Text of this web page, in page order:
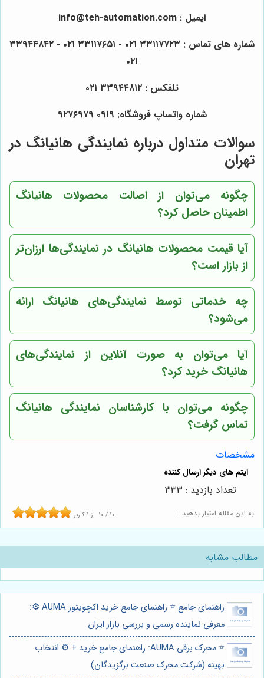
ایمیل : info@teh-automation.com
شماره های تماس : ۳۳۱۱۷۷۲۳ ۰۲۱ - ۳۳۱۱۷۶۵۱ ۰۲۱ - ۳۳۹۴۴۸۴۲
۰۲۱
تلفکس : ۳۳۹۴۴۸۱۲ ۰۲۱
شماره واتساپ فروشگاه: ۰۹۱۹ ۹۲۷۶۹۷۹
سوالات متداول درباره نمایندگی هانیانگ در
تهران
چگونه می‌توان از اصالت محصولات هانیانگ
اطمینان حاصل کرد؟
آیا قیمت محصولات هانیانگ در نمایندگی‌ها ارزان‌تر
از بازار است؟
چه خدماتی توسط نمایندگی‌های هانیانگ ارائه
می‌شود؟
آیا می‌توان به صورت آنلاین از نمایندگی‌های
هانیانگ خرید کرد؟
چگونه می‌توان با کارشناسان نمایندگی هانیانگ
تماس گرفت؟
مشخصات
به این مقاله امتیاز بدهید : 10 / 10 از 1 کاربر
تعداد بازدید : 333
مطالب مشابه
راهنمای جامع ⭐️ راهنمای جامع خرید اکچویتور AUMA ⚙️:
معرفی نماینده رسمی و بررسی بازار ایران
⭐️ محرک برقی AUMA: راهنمای جامع خرید + ⚙️ انتخاب
بهینه (شرکت محرک صنعت برگزیدگان)